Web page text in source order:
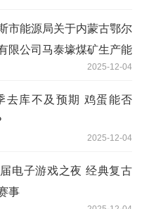
市能源局关于内蒙古鄂尔
限公司马泰壕煤矿生产能
2025-12-04
去库不及预期 鸡蛋能否
2025-12-04
电子游戏之夜 经典复古
事